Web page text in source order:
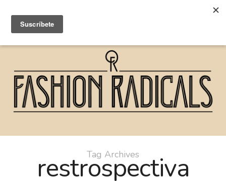
Tag Archives
restrospectiva